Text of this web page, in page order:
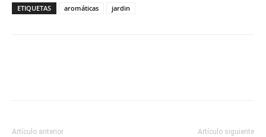
ETIQUETAS aromáticas jardin
Artículo anterior Artículo siguiente